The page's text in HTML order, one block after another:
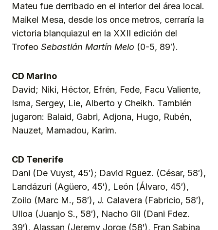
Mateu fue derribado en el interior del área local.
Maikel Mesa, desde los once metros, cerraría la
victoria blanquiazul en la XXII edición del
Trofeo Sebastián Martín Melo (0-5, 89′).
CD Marino
David; Niki, Héctor, Efrén, Fede, Facu Valiente,
Isma, Sergey, Lie, Alberto y Cheikh. También
jugaron: Balaid, Gabri, Adjona, Hugo, Rubén,
Nauzet, Mamadou, Karim.
CD Tenerife
Dani (De Vuyst, 45′); David Rguez. (César, 58′),
Landázuri (Agüero, 45′), León (Álvaro, 45′),
Zoilo (Marc M., 58′), J. Calavera (Fabricio, 58′),
Ulloa (Juanjo S., 58′), Nacho Gil (Dani Fdez.
39′), Alassan (Jeremy Jorge (58′), Fran Sabina